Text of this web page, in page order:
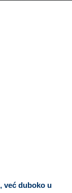
već duboko u